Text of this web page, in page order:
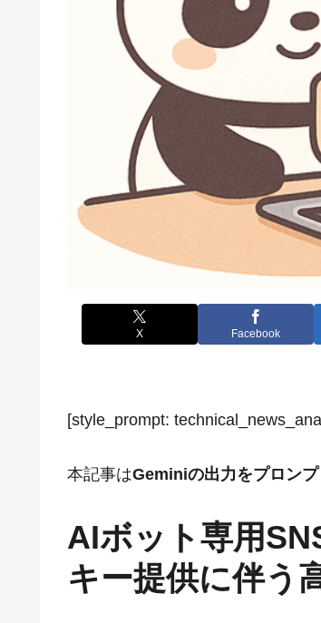
X Facebook
[style_prompt:
本記事はGeminiの出力をプロンプ
AIボット専用
キー提供に伴う